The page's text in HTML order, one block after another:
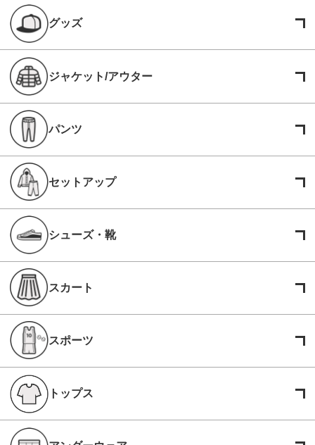
グッズ
ジャケット/アウター
パンツ
セットアップ
シューズ・靴
スカート
スポーツ
トップス